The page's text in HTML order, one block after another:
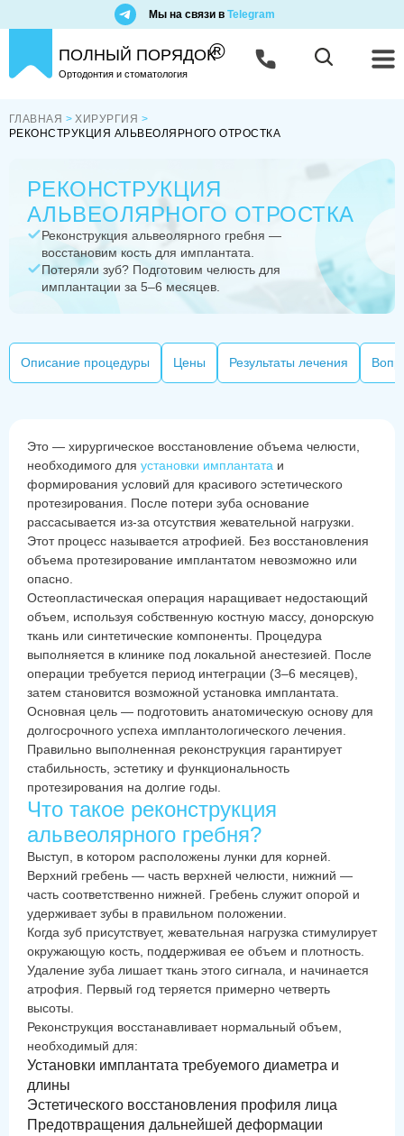
Мы на связи в Telegram
ПОЛНЫЙ ПОРЯДОК®
Ортодонтия и стоматология
ГЛАВНАЯ
ХИРУРГИЯ
РЕКОНСТРУКЦИЯ АЛЬВЕОЛЯРНОГО ОТРОСТКА
РЕКОНСТРУКЦИЯ
АЛЬВЕОЛЯРНОГО ОТРОСТКА
Реконструкция альвеолярного гребня —
восстановим кость для имплантата.
Потеряли зуб? Подготовим челюсть для
имплантации за 5–6 месяцев.
Описание процедуры Цены Результаты лечения
Это — хирургическое восстановление объема челюсти,
необходимого для установки имплантата и
формирования условий для красивого эстетического
протезирования. После потери зуба основание
рассасывается из-за отсутствия жевательной нагрузки.
Этот процесс называется атрофией. Без восстановления
объема протезирование имплантатом невозможно или
опасно.
Остеопластическая операция наращивает недостающий
объем, используя собственную костную массу, донорскую
ткань или синтетические компоненты. Процедура
выполняется в клинике под локальной анестезией. После
операции требуется период интеграции (3–6 месяцев),
затем становится возможной установка имплантата.
Основная цель — подготовить анатомическую основу для
долгосрочного успеха имплантологического лечения.
Правильно выполненная реконструкция гарантирует
стабильность, эстетику и функциональность
протезирования на долгие годы.
Что такое реконструкция
альвеолярного гребня?
Выступ, в котором расположены лунки для корней.
Верхний гребень — часть верхней челюсти, нижний —
часть соответственно нижней. Гребень служит опорой и
удерживает зубы в правильном положении.
Когда зуб присутствует, жевательная нагрузка стимулирует
окружающую кость, поддерживая ее объем и плотность.
Удаление зуба лишает ткань этого сигнала, и начинается
атрофия. Первый год теряется примерно четверть
высоты.
Реконструкция восстанавливает нормальный объем,
необходимый для:
Установки имплантата требуемого диаметра и
длины
Эстетического восстановления профиля лица
Предотвращения дальнейшей деформации